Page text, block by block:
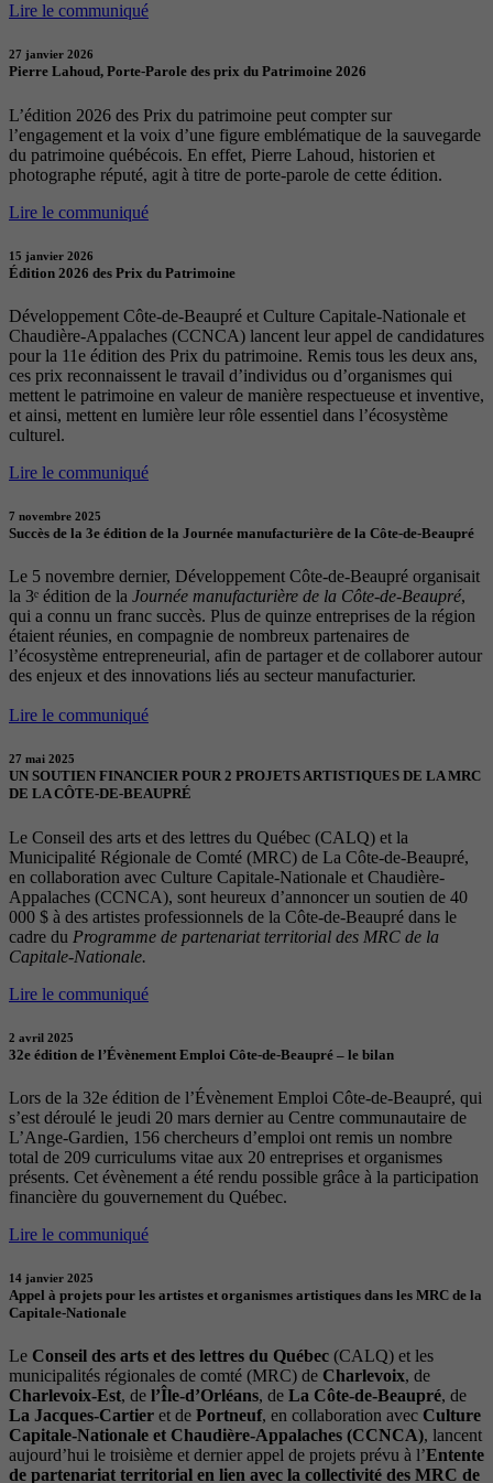
Lire le communiqué
27 janvier 2026
Pierre Lahoud, Porte-Parole des prix du Patrimoine 2026
L’édition 2026 des Prix du patrimoine peut compter sur
l’engagement et la voix d’une figure emblématique de la sauvegarde
du patrimoine québécois. En effet, Pierre Lahoud, historien et
photographe réputé, agit à titre de porte-parole de cette édition.
Lire le communiqué
15 janvier 2026
Édition 2026 des Prix du Patrimoine
Développement Côte-de-Beaupré et Culture Capitale-Nationale et
Chaudière-Appalaches (CCNCA) lancent leur appel de candidatures
pour la 11e édition des Prix du patrimoine. Remis tous les deux ans,
ces prix reconnaissent le travail d’individus ou d’organismes qui
mettent le patrimoine en valeur de manière respectueuse et inventive,
et ainsi, mettent en lumière leur rôle essentiel dans l’écosystème
culturel.
Lire le communiqué
7 novembre 2025
Succès de la 3e édition de la Journée manufacturière de la Côte-de-Beaupré
Le 5 novembre dernier, Développement Côte-de-Beaupré organisait
la 3ᵉ édition de la Journée manufacturière de la Côte-de-Beaupré,
qui a connu un franc succès. Plus de quinze entreprises de la région
étaient réunies, en compagnie de nombreux partenaires de
l’écosystème entrepreneurial, afin de partager et de collaborer autour
des enjeux et des innovations liés au secteur manufacturier.
Lire le communiqué
27 mai 2025
UN SOUTIEN FINANCIER POUR 2 PROJETS ARTISTIQUES DE LA MRC
DE LA CÔTE-DE-BEAUPRÉ
Le Conseil des arts et des lettres du Québec (CALQ) et la
Municipalité Régionale de Comté (MRC) de La Côte-de-Beaupré,
en collaboration avec Culture Capitale-Nationale et Chaudière-
Appalaches (CCNCA), sont heureux d’annoncer un soutien de 40
000 $ à des artistes professionnels de la Côte-de-Beaupré dans le
cadre du Programme de partenariat territorial des MRC de la
Capitale-Nationale.
Lire le communiqué
2 avril 2025
32e édition de l’Évènement Emploi Côte-de-Beaupré – le bilan
Lors de la 32e édition de l’Évènement Emploi Côte-de-Beaupré, qui
s’est déroulé le jeudi 20 mars dernier au Centre communautaire de
L’Ange-Gardien, 156 chercheurs d’emploi ont remis un nombre
total de 209 curriculums vitae aux 20 entreprises et organismes
présents. Cet évènement a été rendu possible grâce à la participation
financière du gouvernement du Québec.
Lire le communiqué
14 janvier 2025
Appel à projets pour les artistes et organismes artistiques dans les MRC de la
Capitale-Nationale
Le Conseil des arts et des lettres du Québec (CALQ) et les
municipalités régionales de comté (MRC) de Charlevoix, de
Charlevoix-Est, de l’Île-d’Orléans, de La Côte-de-Beaupré, de
La Jacques-Cartier et de Portneuf, en collaboration avec Culture
Capitale-Nationale et Chaudière-Appalaches (CCNCA), lancent
aujourd’hui le troisième et dernier appel de projets prévu à l’Entente
de partenariat territorial en lien avec la collectivité des MRC de